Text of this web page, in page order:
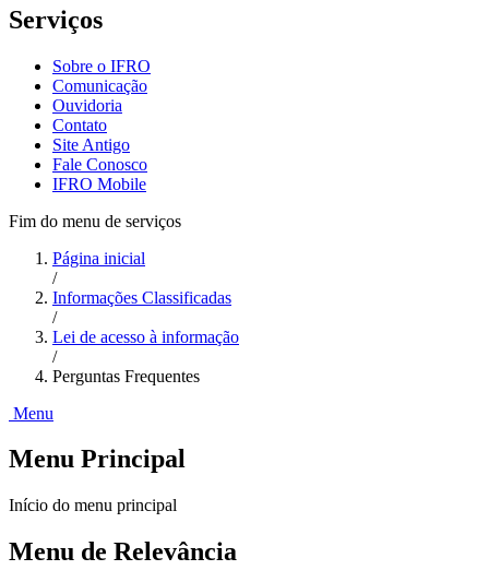
Serviços
Sobre o IFRO
Comunicação
Ouvidoria
Contato
Site Antigo
Fale Conosco
IFRO Mobile
Fim do menu de serviços
Página inicial
/
Informações Classificadas
/
Lei de acesso à informação
/
Perguntas Frequentes
Menu
Menu Principal
Início do menu principal
Menu de Relevância